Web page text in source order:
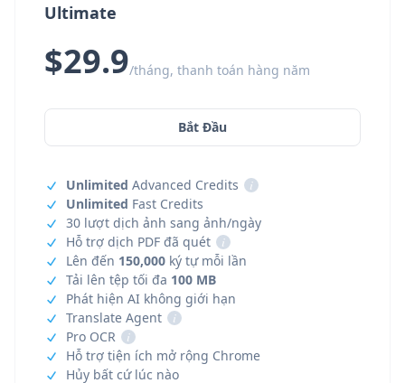
Ultimate
$29.9/tháng, thanh toán hàng năm
Bắt Đầu
Unlimited Advanced Credits
i
Unlimited Fast Credits
30 lượt dịch ảnh sang ảnh/ngày
Hỗ trợ dịch PDF đã quét
i
Lên đến 150,000 ký tự mỗi lần
Tải lên tệp tối đa 100 MB
Phát hiện AI không giới hạn
Translate Agent
i
Pro OCR
i
Hỗ trợ tiện ích mở rộng Chrome
Hủy bất cứ lúc nào